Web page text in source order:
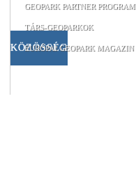
KÖZÖSSÉG
GEOPARK PARTNER PROGRAM
TÁRS-GEOPARKOK
EURÓPAI GEOPARK MAGAZIN